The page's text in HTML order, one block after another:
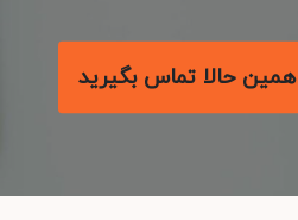
همین حالا تماس بگیرید